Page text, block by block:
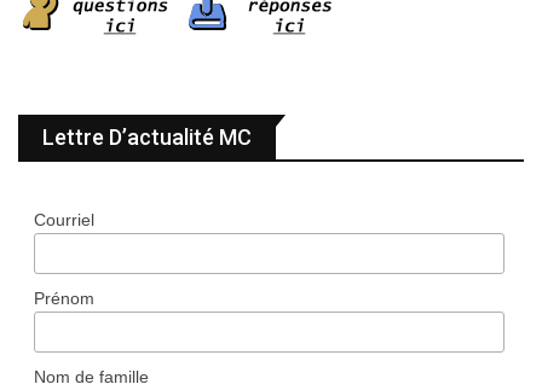
Lettre D’actualité MC
Courriel
Prénom
Nom de famille